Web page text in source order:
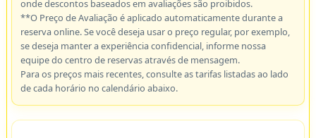
onde descontos baseados em avaliações são proibidos.
**O Preço de Avaliação é aplicado automaticamente durante a
reserva online. Se você deseja usar o preço regular, por exemplo,
se deseja manter a experiência confidencial, informe nossa
equipe do centro de reservas através de mensagem.
Para os preços mais recentes, consulte as tarifas listadas ao lado
de cada horário no calendário abaixo.